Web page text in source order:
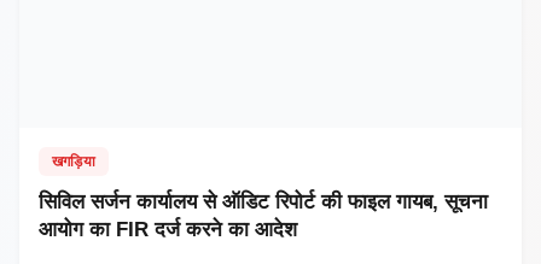
खगड़िया
सिविल सर्जन कार्यालय से ऑडिट रिपोर्ट की फाइल गायब, सूचना
आयोग का FIR दर्ज करने का आदेश